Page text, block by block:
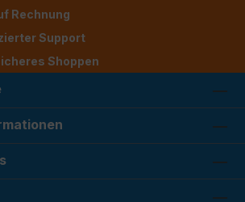
Rechnung
Support
Shoppen